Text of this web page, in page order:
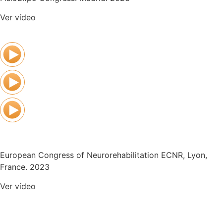
Ver vídeo
European Congress of Neurorehabilitation ECNR, Lyon,
France. 2023
Ver vídeo